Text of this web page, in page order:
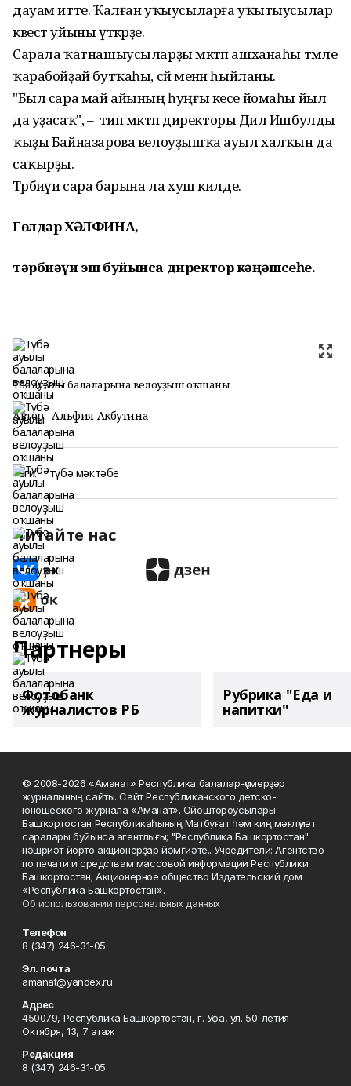
дауам итте. Ҡалған уҡыусыларға уҡытыусылар
квест уйыны үткәрҙе.
Сарала ҡатнашыусыларҙы мәктәп ашханаһы тәмле
ҡарабойҙай бутҡаһы, сәй менән һыйланы.
"Был сара май айының һуңғы кесе йомаһы йыл
да уҙасаҡ", – тип мәктәп директоры Дилә Ишбулды
ҡыҙы Байназарова велоуҙышҡа ауыл халҡын да
саҡырҙы.
Тәрбиәүи сара барына ла хуш килде.
Гөлдәр ХӘЛФИНА,
тәрбиәүи эш буйынса директор кәңәшсеһе.
Түбә ауылы балаларына велоуҙыш оҡшаны
Автор: Альфия Акбутина
Теги: түбә мәктәбе
Читайте нас
Партнеры
Фотобанк
журналистов РБ
Рубрика "Еда и
напитки"
© 2008-2026 «Аманат» Республика балалар-үҫмерҙәр
журналының сайты. Сайт Республиканского детско-
юношеского журнала «Аманат». Ойоштороусылары:
Башҡортостан Республикаһының Матбуғат һәм киң мәғлүмәт
саралары буйынса агентлығы; "Республика Башкортостан"
нәшриәт йорто акционерҙар йәмғиәте.. Учредители: Агентство
по печати и средствам массовой информации Республики
Башкортостан; Акционерное общество Издательский дом
«Республика Башкортостан».
Об использовании персональных данных
Телефон
8 (347) 246-31-05
Эл. почта
amanat@yandex.ru
Адрес
450079, Республика Башкортостан, г. Уфа, ул. 50-летия
Октября, 13, 7 этаж
Редакция
8 (347) 246-31-05